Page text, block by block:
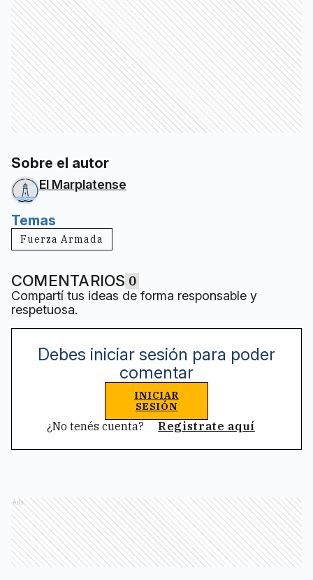
Sobre el autor
El Marplatense
Temas
Fuerza Armada
COMENTARIOS 0
Compartí tus ideas de forma responsable y
respetuosa.
Debes iniciar sesión para poder
comentar
INICIAR
SESIÓN
¿No tenés cuenta? Registrate aquí
Ads